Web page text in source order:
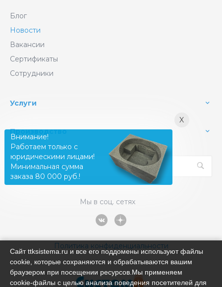
Блог
Новости
Вакансии
Сертификаты
Сотрудники
Услуги
Производство
Мы в соц. сетях
Политика конфиденциальности
X
Внимание!
Работаем только с
юридическими лицами!
Минимальная сумма
заказа 80 000 руб.!
Сайт ttksistema.ru и все его поддомены используют файлы
cookie, которые сохраняются и обрабатываются вашим
браузером при посещении ресурсов.Мы применяем
cookie‑файлы с целью анализа поведения посетителей для